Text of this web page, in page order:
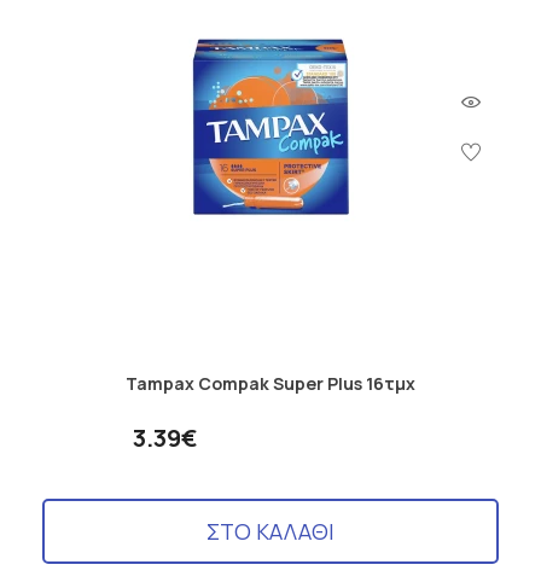
Tampax Compak Super Plus 16τμχ
3.39€
ΣΤΟ ΚΑΛΑΘΙ